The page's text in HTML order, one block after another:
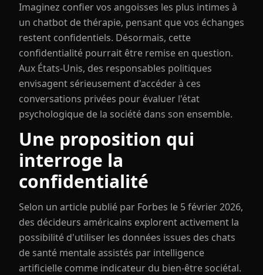
Imaginez confier vos angoisses les plus intimes à
un chatbot de thérapie, pensant que vos échanges
restent confidentiels. Désormais, cette
confidentialité pourrait être remise en question.
Aux États-Unis, des responsables politiques
envisagent sérieusement d'accéder à ces
conversations privées pour évaluer l'état
psychologique de la société dans son ensemble.
Une proposition qui
interroge la
confidentialité
Selon un article publié par Forbes le 5 février 2026,
des décideurs américains explorent activement la
possibilité d'utiliser les données issues des chats
de santé mentale assistés par intelligence
artificielle comme indicateur du bien-être sociétal.